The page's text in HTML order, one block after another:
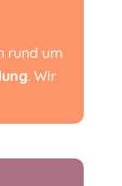
rund um
. Wir